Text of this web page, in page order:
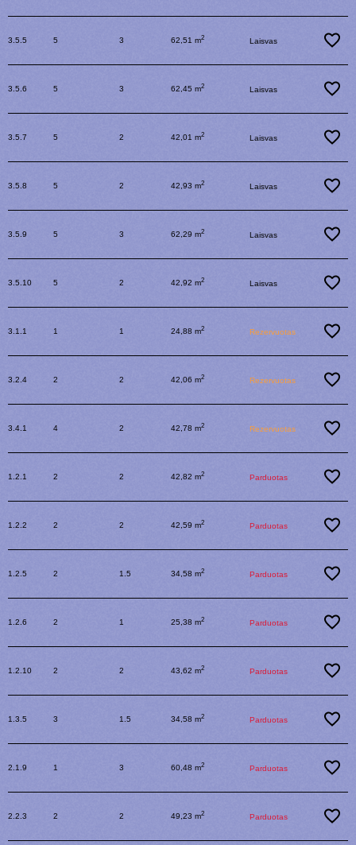
3.5.5 5 3 62,51 m2 Laisvas
3.5.6 5 3 62,45 m2 Laisvas
3.5.7 5 2 42,01 m2 Laisvas
3.5.8 5 2 42,93 m2 Laisvas
3.5.9 5 3 62,29 m2 Laisvas
3.5.10 5 2 42,92 m2 Laisvas
3.1.1 1 1 24,88 m2 Rezervuotas
3.2.4 2 2 42,06 m2 Rezervuotas
3.4.1 4 2 42,78 m2 Rezervuotas
1.2.1 2 2 42,82 m2 Parduotas
1.2.2 2 2 42,59 m2 Parduotas
1.2.5 2 1.5 34,58 m2 Parduotas
1.2.6 2 1 25,38 m2 Parduotas
1.2.10 2 2 43,62 m2 Parduotas
1.3.5 3 1.5 34,58 m2 Parduotas
2.1.9 1 3 60,48 m2 Parduotas
2.2.3 2 2 49,23 m2 Parduotas